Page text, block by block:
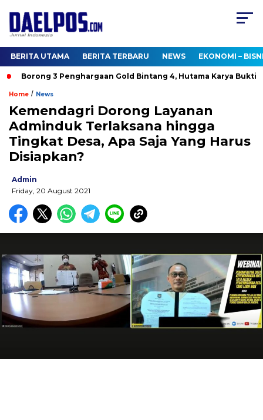
BERITA UTAMA BERITA TERBARU NEWS EKONOMI –
Borong 3 Penghargaan Gold Bintang 4, Hutama Karya Buktikan
Home / News
Kemendagri Dorong Layanan
Adminduk Terlaksana hingga
Tingkat Desa, Apa Saja Yang Harus
Disiapkan?
Admin
Friday, 20 August 2021